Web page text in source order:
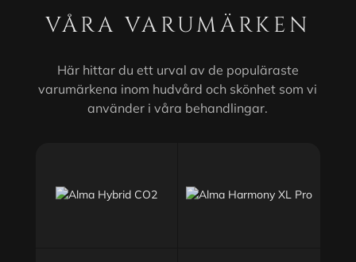
VÅRA VARUMÄRKEN
Här hittar du ett urval av de populäraste
varumärkena inom hudvård och skönhet som vi
använder i våra behandlingar.